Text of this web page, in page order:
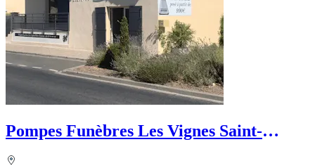
Pompes Funèbres Les Vignes Saint-